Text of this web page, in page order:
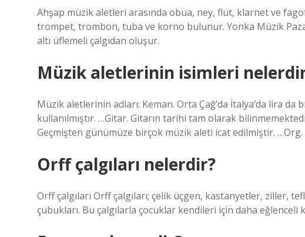
Ahşap müzik aletleri arasında obua, ney, flüt, klarnet ve
trompet, trombon, tuba ve korno bulunur. Yonka Müzik
altı üflemeli çalgıdan oluşur.
Müzik aletlerinin isimleri
Müzik aletlerinin adları: Keman. Orta Çağ’da İtalya’da lira da
kullanılmıştır. …Gitar. Gitarın tarihi tam olarak
Geçmişten günümüze birçok müzik aleti icat edilmiştir.
Orff çalgıları nelerdir?
Orff çalgıları Orff çalgıları; çelik üçgen, kastanyetler,
çubukları. Bu çalgılarla çocuklar kendileri için daha